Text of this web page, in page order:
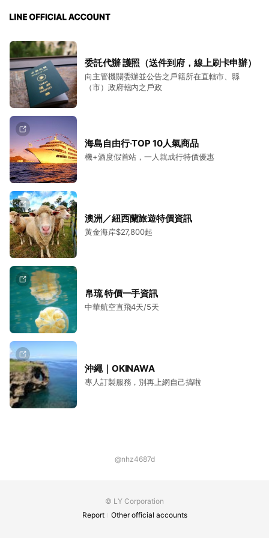
委託代辦 護照（送件到府，線上刷卡申辦）
向主管機關委辦並公告之戶籍所在直轄市、縣
（市）政府轄內之戶政
海島自由行‧TOP 10人氣商品
機+酒度假首站，一人就成行特價優惠
澳洲／紐西蘭旅遊特價資訊
黃金海岸$27,800起
帛琉 特價一手資訊
中華航空直飛4天/5天
沖繩｜OKINAWA
專人訂製服務，別再上網自己搞啦
@nhz4687d
© LY Corporation
Report
Other official accounts